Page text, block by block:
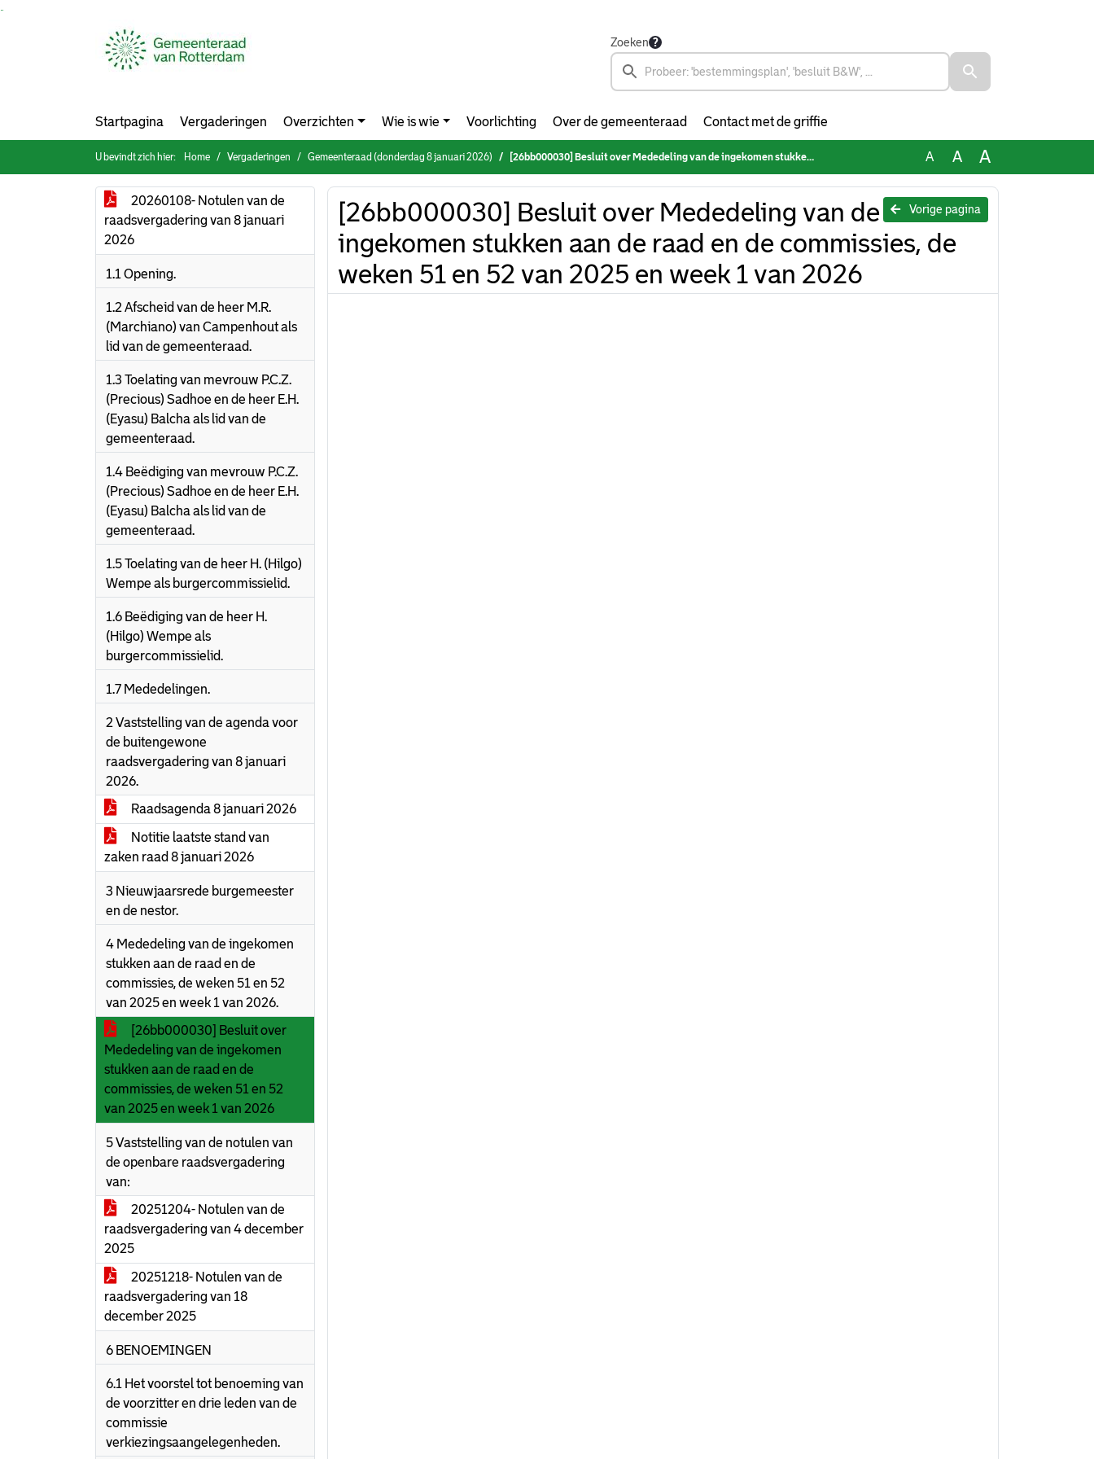
Zoeken
Startpagina Vergaderingen Overzichten Wie is wie Voorlichting Over de gemeenteraad Contact met de griffie
U bevindt zich hier: Home Vergaderingen Gemeenteraad (donderdag 8 januari 2026) [26bb000030] Besluit over Mededeling van de ingekomen stukken aan de raad en de commissies, de weken 51 en 52 van 2025 en week 1 van 2026 A A A
20260108- Notulen van de
raadsvergadering van 8 januari
2026
1.1 Opening.
1.2 Afscheid van de heer M.R.
(Marchiano) van Campenhout als
lid van de gemeenteraad.
1.3 Toelating van mevrouw P.C.Z.
(Precious) Sadhoe en de heer E.H.
(Eyasu) Balcha als lid van de
gemeenteraad.
1.4 Beëdiging van mevrouw P.C.Z.
(Precious) Sadhoe en de heer E.H.
(Eyasu) Balcha als lid van de
gemeenteraad.
1.5 Toelating van de heer H. (Hilgo)
Wempe als burgercommissielid.
1.6 Beëdiging van de heer H.
(Hilgo) Wempe als
burgercommissielid.
1.7 Mededelingen.
2 Vaststelling van de agenda voor
de buitengewone
raadsvergadering van 8 januari
2026.
Raadsagenda 8 januari 2026
Notitie laatste stand van
zaken raad 8 januari 2026
3 Nieuwjaarsrede burgemeester
en de nestor.
4 Mededeling van de ingekomen
stukken aan de raad en de
commissies, de weken 51 en 52
van 2025 en week 1 van 2026.
[26bb000030] Besluit over
Mededeling van de ingekomen
stukken aan de raad en de
commissies, de weken 51 en 52
van 2025 en week 1 van 2026
5 Vaststelling van de notulen van
de openbare raadsvergadering
van:
20251204- Notulen van de
raadsvergadering van 4 december
2025
20251218- Notulen van de
raadsvergadering van 18
december 2025
6 BENOEMINGEN
6.1 Het voorstel tot benoeming van
de voorzitter en drie leden van de
commissie
verkiezingsaangelegenheden.
Vorige pagina
[26bb000030] Besluit over Mededeling van de
ingekomen stukken aan de raad en de commissies, de
weken 51 en 52 van 2025 en week 1 van 2026